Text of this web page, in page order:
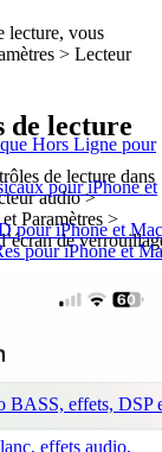
Hors Ligne pour
pour iPhone et
pour iPhone et Mac
pour iPhone et
BASS, effets, DSP
effets audio,
lecture, vous
> Lecteur
de lecture
de lecture dans
audio >
Paramètres >
de